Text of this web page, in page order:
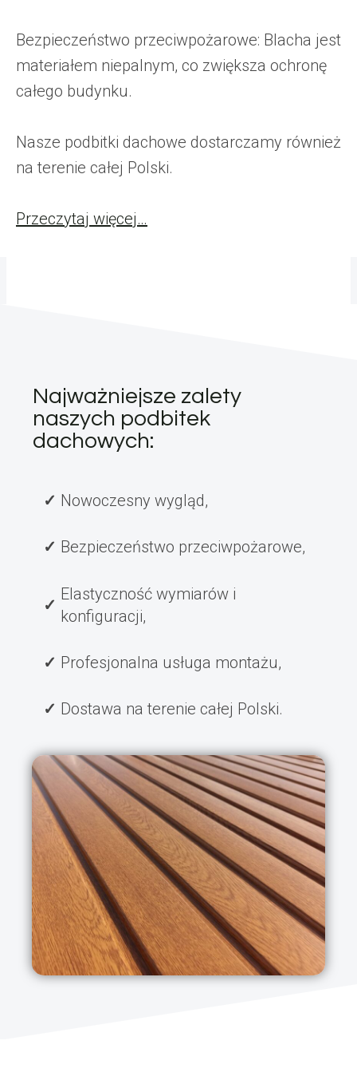
Bezpieczeństwo przeciwpożarowe: Blacha jest
materiałem niepalnym, co zwiększa ochronę
całego budynku.
Nasze podbitki dachowe dostarczamy również
na terenie całej Polski.
Przeczytaj więcej…
Najważniejsze zalety
naszych podbitek
dachowych:
Nowoczesny wygląd,
Bezpieczeństwo przeciwpożarowe,
Elastyczność wymiarów i
konfiguracji,
Profesjonalna usługa montażu,
Dostawa na terenie całej Polski.